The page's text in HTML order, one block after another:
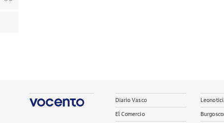
Diario Vasco
El Comercio